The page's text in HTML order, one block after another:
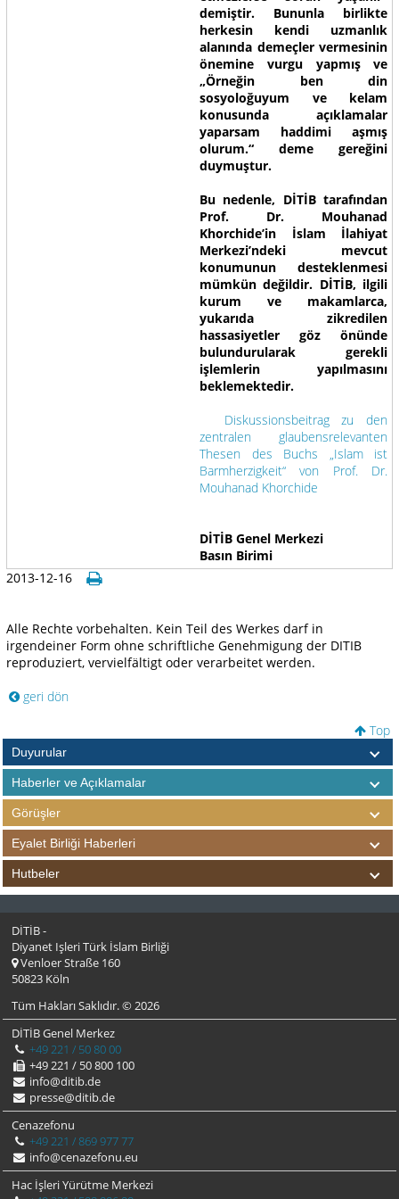
demiştir. Bununla birlikte
herkesin kendi uzmanlık
alanında demeçler vermesinin
önemine vurgu yapmış ve
„Örneğin ben din
sosyoloğuyum ve kelam
konusunda açıklamalar
yaparsam haddimi aşmış
olurum.“ deme gereğini
duymuştur.
Bu nedenle, DİTİB tarafından
Prof. Dr. Mouhanad
Khorchide’in İslam İlahiyat
Merkezi’ndeki mevcut
konumunun desteklenmesi
mümkün değildir. DİTİB, ilgili
kurum ve makamlarca,
yukarıda zikredilen
hassasiyetler göz önünde
bulundurularak gerekli
işlemlerin yapılmasını
beklemektedir.
Diskussionsbeitrag zu den
zentralen glaubensrelevanten
Thesen des Buchs „Islam ist
Barmherzigkeit“ von Prof. Dr.
Mouhanad Khorchide
DİTİB Genel Merkezi
Basın Birimi
2013-12-16
Alle Rechte vorbehalten. Kein Teil des Werkes darf in
irgendeiner Form ohne schriftliche Genehmigung der DITIB
reproduziert, vervielfältigt oder verarbeitet werden.
geri dön
Top
Duyurular
Haberler ve Açıklamalar
Görüşler
Eyalet Birliği Haberleri
Hutbeler
DİTİB -
Diyanet Işleri Türk İslam Birliği
Venloer Straße 160
50823 Köln
Tüm Hakları Saklıdır. © 2026
DİTİB Genel Merkez
+49 221 / 50 80 00
+49 221 / 50 800 100
info@ditib.de
presse@ditib.de
Cenazefonu
+49 221 / 869 977 77
info@cenazefonu.eu
Hac İşleri Yürütme Merkezi